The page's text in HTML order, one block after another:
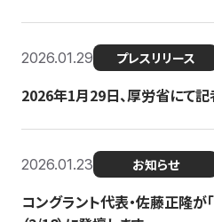
2026.01.29 プレスリリース
2026年1月29日、厚労省にて記
2026.01.23 お知らせ
コングラント代表・佐藤正隆が